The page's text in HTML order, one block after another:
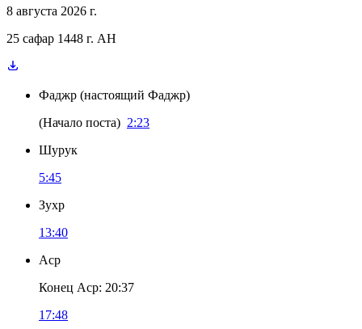
8 августа 2026 г.
25 сафар 1448 г. AH
Фаджр (настоящий Фаджр)
(Начало поста) 2:23
Шурук
5:45
Зухр
13:40
Аср
Конец Аср: 20:37
17:48